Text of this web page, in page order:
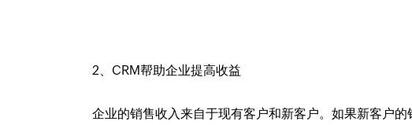
2、CRM帮助企业提高收益
企业的销售收入来自于现有客户和新客户。如果新客户